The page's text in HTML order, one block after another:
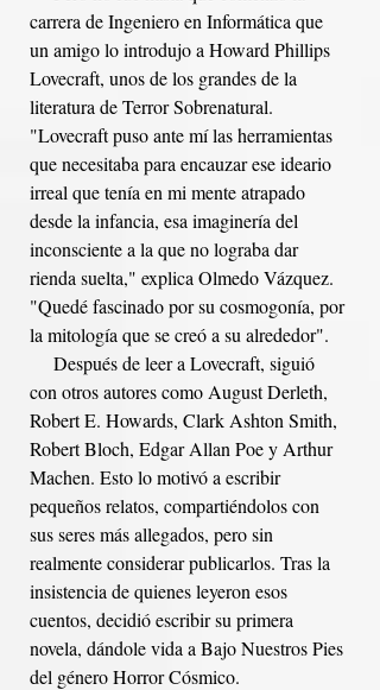
carrera de Ingeniero en Informática que
un amigo lo introdujo a Howard Phillips
Lovecraft, unos de los grandes de la
literatura de Terror Sobrenatural.
"Lovecraft puso ante mí las herramientas
que necesitaba para encauzar ese ideario
irreal que tenía en mi mente atrapado
desde la infancia, esa imaginería del
inconsciente a la que no lograba dar
rienda suelta," explica Olmedo Vázquez.
"Quedé fascinado por su cosmogonía, por
la mitología que se creó a su alrededor".
con otros autores como August Derleth,
Robert E. Howards, Clark Ashton Smith,
Robert Bloch, Edgar Allan Poe y Arthur
Machen. Esto lo motivó a escribir
pequeños relatos, compartiéndolos con
sus seres más allegados, pero sin
realmente considerar publicarlos. Tras la
insistencia de quienes leyeron esos
cuentos, decidió escribir su primera
novela, dándole vida a Bajo Nuestros Pies
del género Horror Cósmico.